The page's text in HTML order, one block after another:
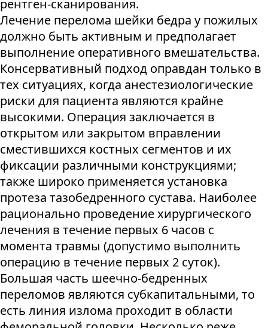
рентген-сканирования.
Лечение перелома шейки бедра у пожилых
должно быть активным и предполагает
выполнение оперативного вмешательства.
Консервативный подход оправдан только в
тех ситуациях, когда анестезиологические
риски для пациента являются крайне
высокими. Операция заключается в
открытом или закрытом вправлении
сместившихся костных сегментов и их
фиксации различными конструкциями;
также широко применяется установка
протеза тазобедренного сустава. Наиболее
рационально проведение хирургического
лечения в течение первых 6 часов с
момента травмы (допустимо выполнить
операцию в течение первых 2 суток).
Большая часть шеечно-бедренных
переломов являются субкапитальными, то
есть линия излома проходит в области